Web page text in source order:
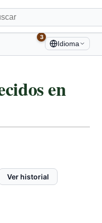
3
Idioma
en
Ver historial